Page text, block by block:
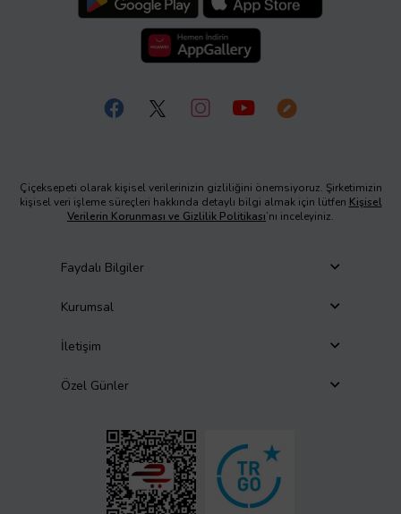
Çiçeksepeti olarak kişisel verilerinizin gizliliğini önemsiyoruz. Şirketimizin
kişisel veri işleme süreçleri hakkında detaylı bilgi almak için lütfen Kişisel
Verilerin Korunması ve Gizlilik Politikası’nı inceleyiniz.
Faydalı Bilgiler
Kurumsal
İletişim
Özel Günler